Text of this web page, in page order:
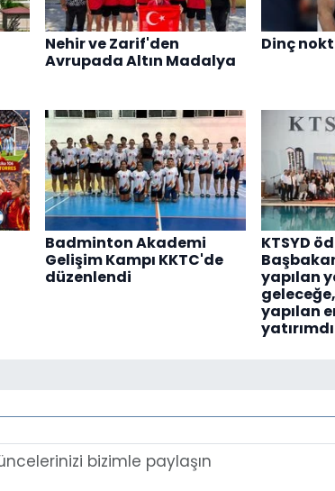
Nehir ve Zarif'den
Avrupada Altın Madalya
Dinç
Badminton Akademi
Gelişim Kampı KKTC'de
düzenlendi
KTSYD
yapılan
yapılan